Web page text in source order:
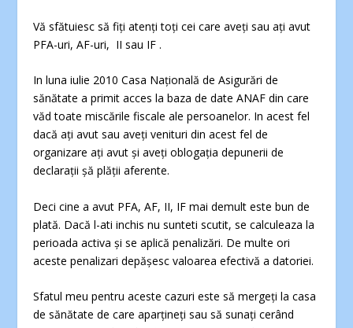
Vă sfătuiesc să fiţi atenţi toţi cei care aveţi sau aţi avut
PFA-uri, AF-uri, II sau IF .
In luna iulie 2010 Casa Naţională de Asigurări de
sănătate a primit acces la baza de date ANAF din care
văd toate miscările fiscale ale persoanelor. In acest fel
dacă aţi avut sau aveţi venituri din acest fel de
organizare aţi avut şi aveţi oblogaţia depunerii de
declaraţii şă plăţii aferente.
Deci cine a avut PFA, AF, II, IF mai demult este bun de
plată. Dacă l-ati inchis nu sunteti scutit, se calculeaza la
perioada activa şi se aplică penalizări. De multe ori
aceste penalizari depăşesc valoarea efectivă a datoriei.
Sfatul meu pentru aceste cazuri este să mergeţi la casa
de sănătate de care aparţineţi sau să sunaţi cerând